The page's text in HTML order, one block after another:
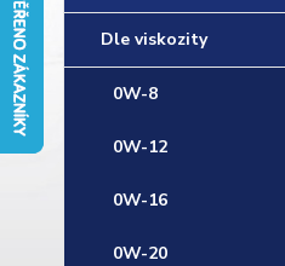
Dle viskozity
0W-8
0W-12
0W-16
0W-20